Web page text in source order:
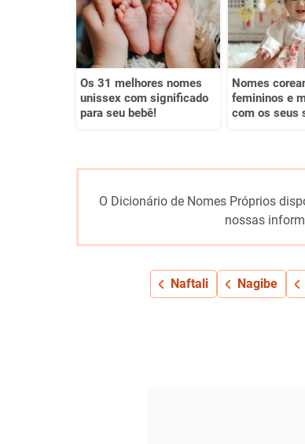
Outro
Os 31 melhores nomes
unissex com significado
para seu bebê!
Nomes
femininos e
com os seus
O Dicionário de Nomes Próprios
nossas
Naftali Nagibe